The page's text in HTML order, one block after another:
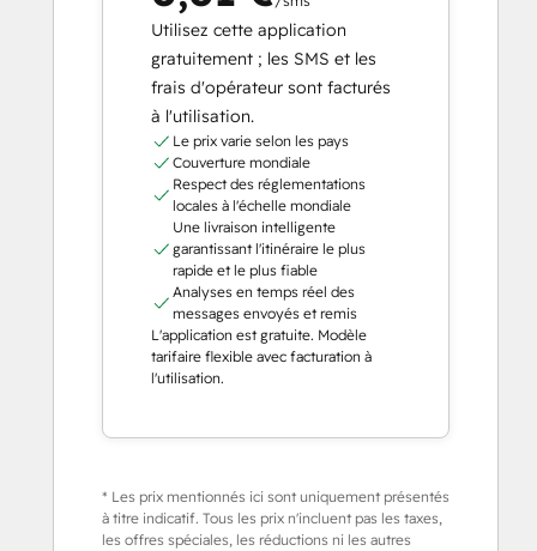
Utilisez cette application
gratuitement ; les SMS et les
frais d'opérateur sont facturés
à l'utilisation.
Le prix varie selon les pays
Couverture mondiale
Respect des réglementations
locales à l'échelle mondiale
Une livraison intelligente
garantissant l'itinéraire le plus
rapide et le plus fiable
Analyses en temps réel des
messages envoyés et remis
L'application est gratuite. Modèle
tarifaire flexible avec facturation à
l'utilisation.
* Les prix mentionnés ici sont uniquement présentés
à titre indicatif. Tous les prix n'incluent pas les taxes,
les offres spéciales, les réductions ni les autres